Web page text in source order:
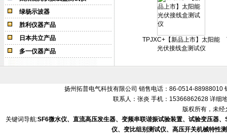
绿杨示波器
胜利仪器产品
日本共立产品
多一仪器产品
TPJXC+【新品上市】太阳能
光伏接线盒测试仪
扬州拓普电气科技有限公司 销售电话：86-0514-88988010
联系人：张炎 手机：15366862628 详细
版权所有，未
关键词导航:SF6微水仪、直流高压发生器、变频串联谐振试验装置、试验变压器
仪、变比组别测试仪、高压开关机械特性